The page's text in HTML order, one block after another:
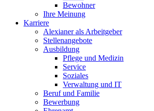
Bewohner
Ihre Meinung
Karriere
Alexianer als Arbeitgeber
Stellenangebote
Ausbildung
Pflege und Medizin
Service
Soziales
Verwaltung und IT
Beruf und Familie
Bewerbung